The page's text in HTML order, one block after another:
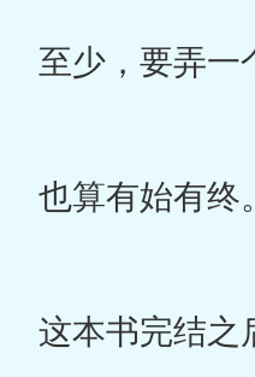
至少，要弄一
也算有始有终。
这本书完结之